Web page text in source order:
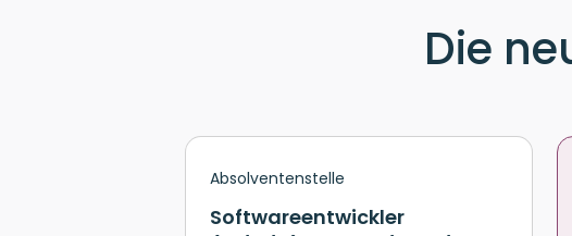
Die
Absolventenstelle
Softwareentwickler